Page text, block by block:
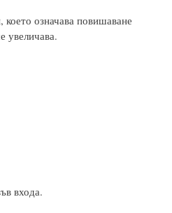
означава повишаване
увеличава.
входа.